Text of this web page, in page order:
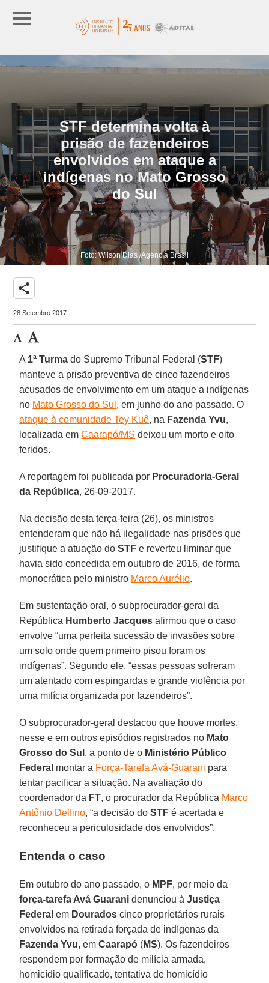
STF determina volta à
prisão de fazendeiros
envolvidos em ataque a
indígenas no Mato Grosso
do Sul
Foto: Wilson Dias /Agência Brasil
share
28 Setembro 2017
A 1ª Turma do Supremo Tribunal Federal (STF)
manteve a prisão preventiva de cinco fazendeiros
acusados de envolvimento em um ataque a indígenas
no Mato Grosso do Sul , em junho do ano passado. O
ataque à comunidade Tey Kuê, na Fazenda Yvu,
localizada emCaarapó/MS deixou um morto e oito
feridos.
A reportagem foi publicada por Procuradoria-Geral
da República, 26-09-2017.
Na decisão desta terça-feira (26), os ministros
entenderam que não há ilegalidade nas prisões que
justifique a atuação doSTF e reverteu liminar que
havia sido concedida em outubro de 2016, de forma
monocrática pelo ministro Marco Aurélio.
Em sustentação oral, o subprocurador-geral da
República Humberto Jacques afirmou que o caso
envolve “uma perfeita sucessão de invasões sobre
um solo onde quem primeiro pisou foram os
indígenas”. Segundo ele, “essas pessoas sofreram
um atentado com espingardas e grande violência por
uma milícia organizada por fazendeiros”.
O subprocurador-geral destacou que houve mortes,
nesse e em outros episódios registrados no Mato
Grosso do Sul , a ponto de o Ministério Público
Federal montar a Força-Tarefa Avá-Guarani para
tentar pacificar a situação. Na avaliação do
coordenador da FT, o procurador da República Marco
Antônio Delfino, “a decisão doSTF é acertada e
reconheceu a periculosidade dos envolvidos”.
Entenda o caso
Em outubro do ano passado, o MPF, por meio da
força-tarefa Avá Guarani denunciou àJustiça
Federal em Dourados cinco proprietários rurais
envolvidos na retirada forçada de indígenas da
Fazenda Yvu, emCaarapó (MS). Os fazendeiros
respondem por formação de milícia armada,
homicídio qualificado, tentativa de homicídio